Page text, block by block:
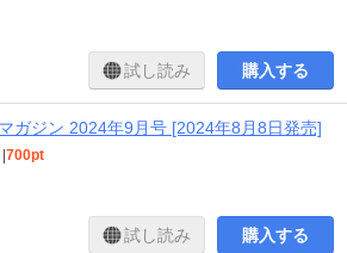
試し読み 購入する
ガジン 2024年9月号 [2024年8月8日発売]
700pt
試し読み 購入する